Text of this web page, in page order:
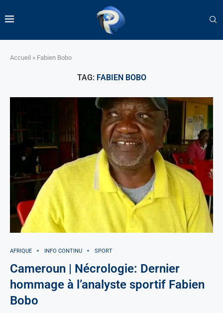
Accueil » Fabien Bobo
TAG: FABIEN BOBO
AFRIQUE INFO CONTINU SPORT
Cameroun | Nécrologie: Dernier
hommage à l’analyste sportif Fabien
Bobo